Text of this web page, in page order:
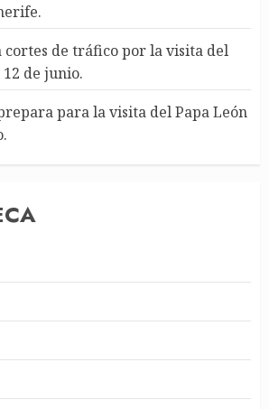
de tráfico por la visita del
de junio.
para la visita del Papa León